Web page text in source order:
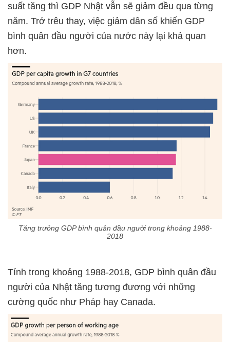
suất tăng thì GDP Nhật vẫn sẽ giảm đều qua từng
năm. Trớ trêu thay, việc giảm dân số khiến GDP
bình quân đầu người của nước này lại khả quan
hơn.
Tăng trưởng GDP bình quân đầu người trong khoảng 1988-
2018
Tính trong khoảng 1988-2018, GDP bình quân đầu
người của Nhật tăng tương đương với những
cường quốc như Pháp hay Canada.